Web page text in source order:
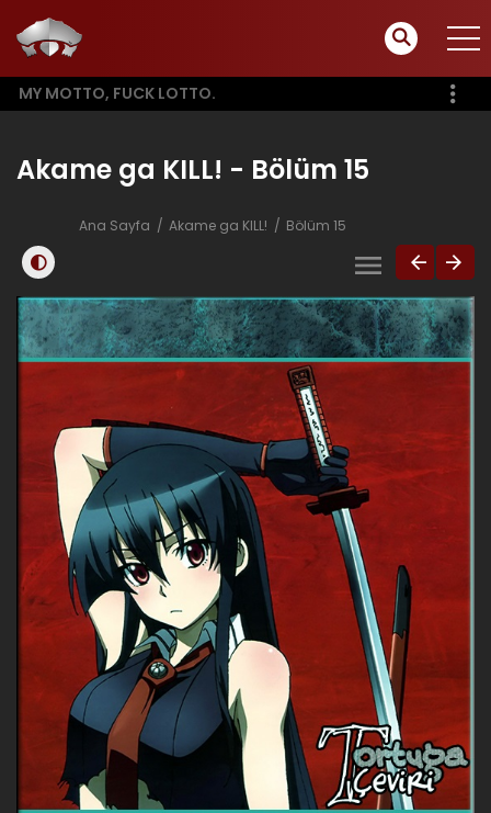
MY MOTTO, FUCK LOTTO.
Akame ga KILL! - Bölüm 15
Ana Sayfa Akame ga KILL! Bölüm 15